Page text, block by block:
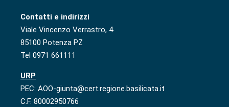
Contatti e indirizzi
Viale Vincenzo Verrastro, 4
85100 Potenza PZ
Tel 0971 661111
URP
PEC: AOO-giunta@cert.regione.basilicata.it
C.F. 80002950766